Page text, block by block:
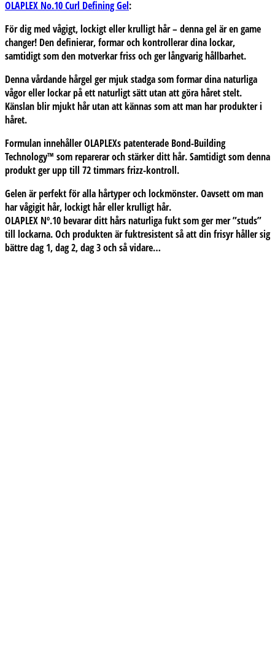
OLAPLEX No.10 Curl Defining Gel:
För dig med vågigt, lockigt eller krulligt hår – denna gel är en game
changer! Den definierar, formar och kontrollerar dina lockar,
samtidigt som den motverkar friss och ger långvarig hållbarhet.
Denna vårdande hårgel ger mjuk stadga som formar dina naturliga
vågor eller lockar på ett naturligt sätt utan att göra håret stelt.
Känslan blir mjukt hår utan att kännas som att man har produkter i
håret.
Formulan innehållerOLAPLEXs patenterade Bond-Building
Technology™ som reparerar och stärker ditt hår. Samtidigt som denna
produkt ger upp till 72 timmars frizz-kontroll.
Gelen är perfektför alla hårtyperoch lockmönster. Oavsett om man
har vågigit hår, lockigt hår eller krulligt hår.
OLAPLEX Nº.10 bevarar ditt hårs naturliga fukt som ger mer ”studs”
till lockarna. Och produkten är fuktresistent så att din frisyr håller sig
bättre dag 1, dag 2, dag 3 och så vidare…